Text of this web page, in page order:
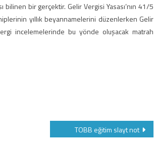
bir gerçektir. Gelir Vergisi Yasası’nın 41/5
yıllık beyannamelerini düzenlerken Gelir
incelemelerinde bu yönde oluşacak matrah
TOBB eğitim slayt not